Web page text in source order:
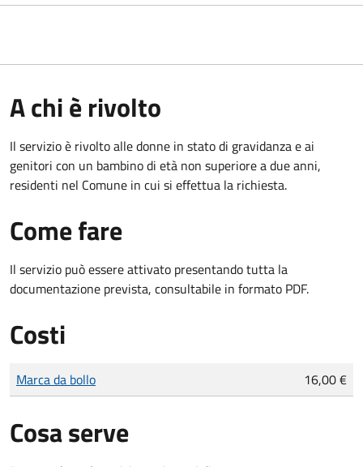
A chi è rivolto
Il servizio è rivolto alle donne in stato di gravidanza e ai
genitori con un bambino di età non superiore a due anni,
residenti nel Comune in cui si effettua la richiesta.
Come fare
Il servizio può essere attivato presentando tutta la
documentazione prevista, consultabile in formato PDF.
Costi
Tipo di pagamento
Importo
Marca da bollo 16,00 €
Cosa serve